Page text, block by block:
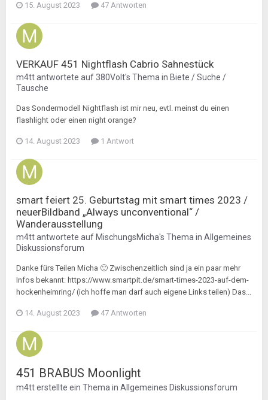
15. August 2023 47 Antworten
VERKAUF 451 Nightflash Cabrio Sahnestück
m4ttantwortete auf380Volt's Thema in Biete / Suche /
Tausche
Das Sondermodell Nightflash ist mir neu, evtl. meinst du einen
flashlight oder einen night orange?
14. August 2023 1 Antwort
smart feiert 25. Geburtstag mit smart times 2023 /
neuerBildband „Always unconventional“ /
Wanderausstellung
m4ttantwortete auf MischungsMicha's Thema in Allgemeines
Diskussionsforum
Danke fürs Teilen Micha 🙂 Zwischenzeitlich sind ja ein paar mehr
Infos bekannt: https://www.smartpit.de/smart-times-2023-auf-dem-
hockenheimring/ (ich hoffe man darf auch eigene Links teilen) Das...
14. August 2023 47 Antworten
451 BRABUS Moonlight
m4tterstellte ein Thema in Allgemeines Diskussionsforum